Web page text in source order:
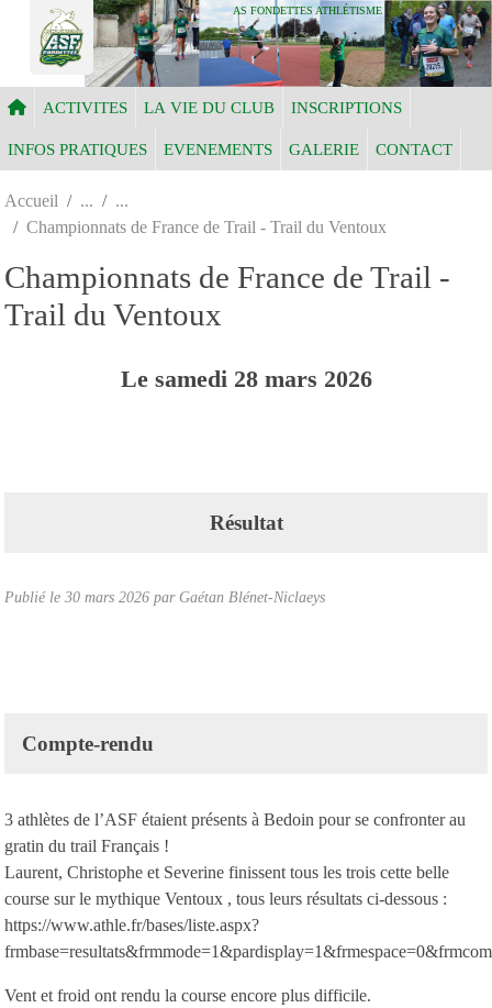
AS FONDETTES ATHLÉTISME
ACTIVITES LA VIE DU CLUB INSCRIPTIONS
INFOS PRATIQUES EVENEMENTS GALERIE CONTACT
Accueil
Championnats de France de Trail - Trail du Ventoux
Championnats de France de Trail -
Trail du Ventoux
Le samedi 28 mars 2026
Résultat
Publié le 30 mars 2026 par Gaétan Blénet-Niclaeys
Compte-rendu
3 athlètes de l’ASF étaient présents à Bedoin pour se confronter au
gratin du trail Français !
Laurent, Christophe et Severine finissent tous les trois cette belle
course sur le mythique Ventoux , tous leurs résultats ci-dessous :
https://www.athle.fr/bases/liste.aspx?
Vent et froid ont rendu la course encore plus difficile.
Panneau de gestion des cookies